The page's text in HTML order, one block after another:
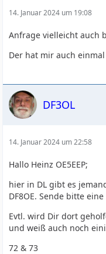
14. Januar 2024 um 19:08
Anfrage vielleicht auch
Der hat mir auch
DF3OL
14. Januar 2024 um 22:58
Hallo Heinz OE5EEP;
hier in DL gibt es
DF8OE. Sende bitte
Evtl. wird Dir dort
und weiß auch noch
72 & 73